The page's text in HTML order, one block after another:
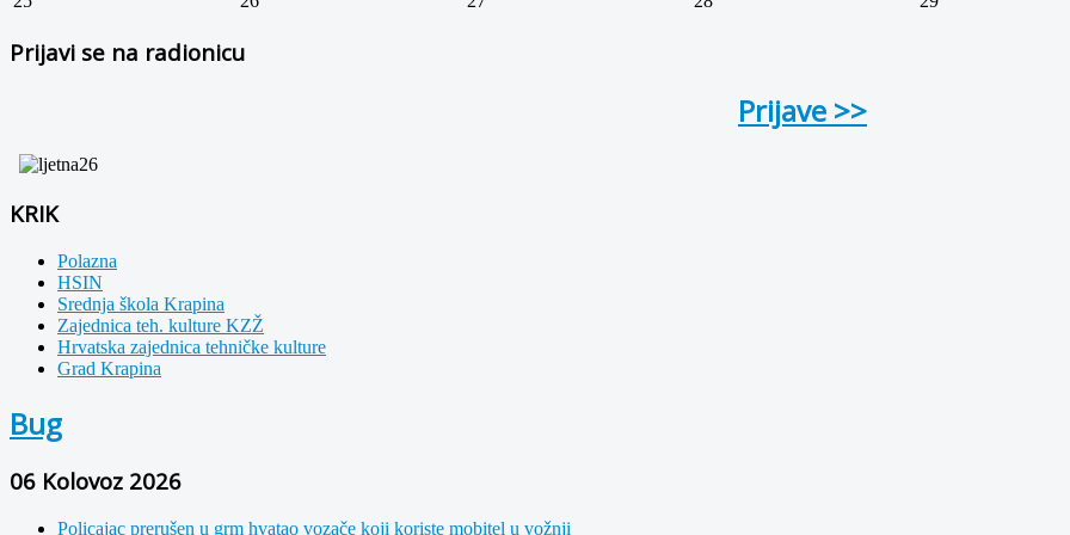
Prijavi se na radionicu
Prijave >>
KRIK
Polazna
HSIN
Srednja škola Krapina
Zajednica teh. kulture KZŽ
Hrvatska zajednica tehničke kulture
Grad Krapina
Bug
06 Kolovoz 2026
Policajac prerušen u grm hvatao vozače koji koriste mobitel u vožnji